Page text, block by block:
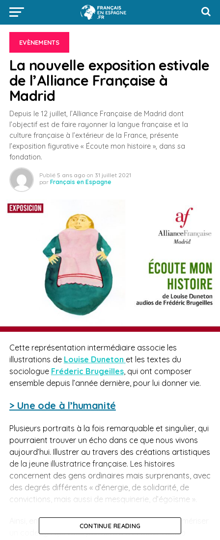
EVÈNEMENTS
La nouvelle exposition estivale
de l’Alliance Française à
Madrid
Depuis le 12 juillet, l’Alliance Française de Madrid dont
l’objectif est de faire rayonner la langue française et la
culture française à l’extérieur de la France, présente
l’exposition figurative « Écoute mon histoire », dans sa
fondation.
Publié 5 ans ago on 31 juillet 2021
par Français en Espagne
Cette représentation intermédiaire associe les
illustrations de Louise Duneton et les textes du
sociologue Fréderic Brugeilles, qui ont composer
ensemble depuis l’année dernière, pour lui donner vie.
> Une ode à l’humanité
Plusieurs portraits à la fois remarquable et singulier, qui
pourraient trouver un écho dans ce que nous vivons
aujourd’hui. Illustrer au travers des créations artistiques
de la jeune illustratrice française. Les histoires
concernent des gens ordinaires mais surprenants, avec
des degrés différents « d’énergie, de solidarité, de
convictions, mais aussi de mesquinerie, d’égoïsme ».
Ainsi, en visitant chaque image, vous pourrez numériser
un codeQRqui vous permettra d’écouter l’audio
CONTINUE READING